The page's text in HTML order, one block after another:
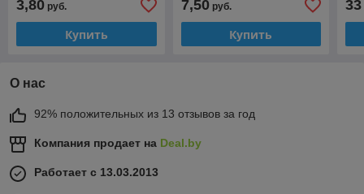
3,80 руб.
Купить
3xRCA(гнездо)) (BN39-
01154H 1609UX)
7,50руб.
Купить
33
О нас
92% положительных из 13 отзывов за год
Компания продает на Deal.by
Работает с 13.03.2013